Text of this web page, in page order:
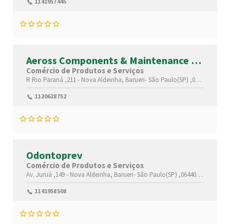
Aeross Components & Maintenance Do
Brasil
Comércio de Produtos e Serviços
R Rio Paraná ,211 - Nova Aldeinha, Barueri-São Paulo(SP) ,06440160
1120628752
Odontoprev
Comércio de Produtos e Serviços
Av. Juruá ,149 - Nova Aldeinha, Barueri-São Paulo(SP) ,06440182
1141958508